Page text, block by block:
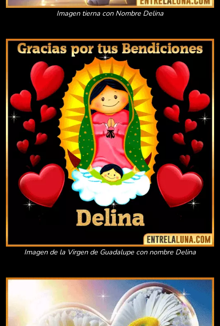
Imagen tierna con Nombre Delina
Imagen de la Virgen de Guadalupe con nombre Delina